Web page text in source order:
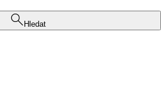
Hledat